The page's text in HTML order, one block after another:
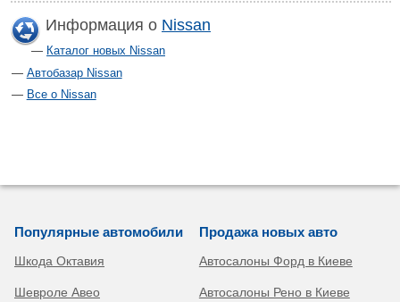
Информация о Nissan
Каталог новых Nissan
Автобазар Nissan
Все о Nissan
Популярные автомобили
Шкода Октавия
Шевроле Авео
Продажа новых авто
Автосалоны Форд в Киеве
Автосалоны Рено в Киеве